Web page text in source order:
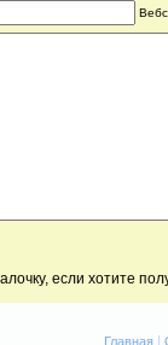
если хотите
Главная|